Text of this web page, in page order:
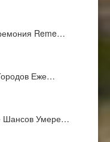
Reme…
Еже…
Умере…